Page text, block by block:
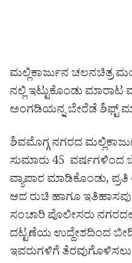
ಮಲ್ಲಿಕಾರ್ಜುನ ಚಲನಚಿತ್ರ
ನಲ್ಲಿ ಇಟ್ಟುಕೊಂಡು
ಅಂಗಡಿಯನ್ನ ಬೇರೆಡೆ ಶಿಫ್ಟ್
ಶಿವಮೊಗ್ಗ ನಗರದ
ಸುಮಾರು 45 ವರ್ಷಗಳಿಂದ
ವ್ಯಾಪಾರ ಮಾಡಿಕೊಂಡು,
ಆದ ರುಚಿ ಹಾಗೂ
ಸಂಚಾರಿ ಪೊಲೀಸರು
ದಟ್ಟಣೆಯ ಉದ್ದೇಶದಿಂದ
ಇವರುಗಳಿಗೆ